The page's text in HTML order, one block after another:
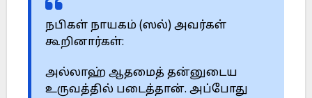
நபிகள் நாயகம் (ஸல்) அவர்கள்
கூறினார்கள்:
அல்லாஹ் ஆதமைத் தன்னுடைய
உருவத்தில் படைத்தான். அப்போது